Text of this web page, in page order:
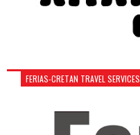
FERIAS-CRETAN TRAVEL SERVICES